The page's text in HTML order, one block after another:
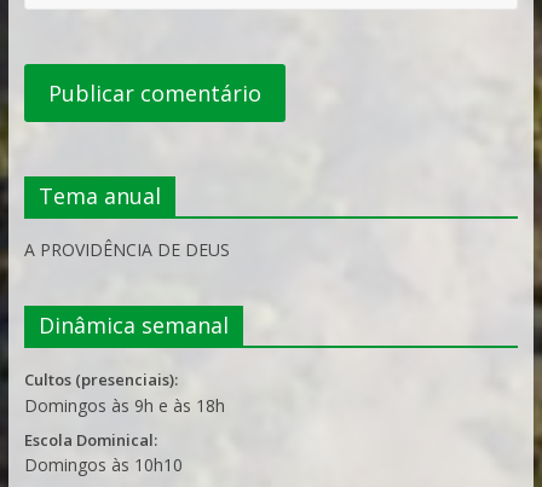
Tema anual
A PROVIDÊNCIA DE DEUS
Dinâmica semanal
Cultos (presenciais):
Domingos às 9h e às 18h
Escola Dominical:
Domingos às 10h10